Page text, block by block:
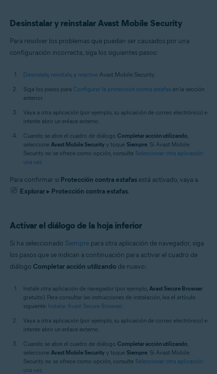
Desinstalar y reinstalar Avast Mobile Security
Para resolver los problemas que puedan ser causados por una
configuración incorrecta, siga los siguientes pasos:
Desinstale, reinstale, y reactive Avast Mobile Security.
Siga los pasos para Configurar la protección contra estafas en la sección
anterior.
Vaya a otra aplicación (por ejemplo, su aplicación de correo electrónico) e
intente abrir un enlace externo.
Cuando se abre el cuadro de diálogo Completar acción utilizando
seleccione Avast Mobile Security y toque Siempre . Si Avast Mobile
Security no se ofrece como opción, consulte Seleccionar otra aplicación
una vez
Para confirmar si Protección contra estafas está activado, vaya a
Explorar▸ Protección contra estafas.
Activar el diálogo de la hoja inferior
Si ha seleccionado Siempre para otra aplicación de navegador, siga
los pasos que se indican a continuación para activar el cuadro de
diálogo Completar acción utilizando de nuevo:
Instale otra aplicación de navegador (por ejemplo, Avast Secure Browser
gratuito). Para consultar las instrucciones de instalación, lea el artículo
siguiente: Instalar Avast Secure Browser.
Vaya a otra aplicación (por ejemplo, su aplicación de correo electrónico) e
intente abrir un enlace externo.
Cuando se abre el cuadro de diálogo Completar acción utilizando
seleccione Avast Mobile Security y toque Siempre . Si Avast Mobile
Security no se ofrece como opción, consulte Seleccionar otra aplicación
una vez